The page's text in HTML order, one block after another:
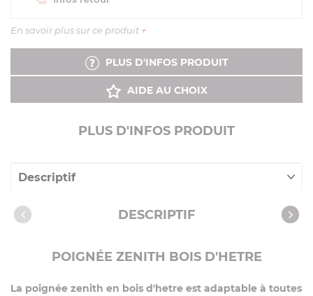
En savoir plus sur ce produit +
PLUS D'INFOS PRODUIT
AIDE AU CHOIX
PLUS D'INFOS PRODUIT
Descriptif
Caractéristiques DESCRIPTIF
POIGNÉE ZENITH BOIS D'HETRE
La poignée zenith en bois d'hetre est adaptable à toutes